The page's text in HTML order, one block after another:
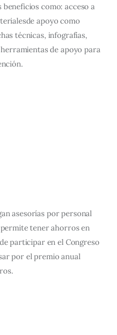
como: acceso a
apoyo como
técnicas, infografías,
de apoyo para
asesorías por personal
tener ahorros en
participar en el Congreso
por el premio anual